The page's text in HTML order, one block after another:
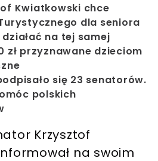
Kwiatkowski chce
dla seniora
na tej samej
zł przyznawane dzieciom
się 23 senatorów.
polskich
Krzysztof
na swoim